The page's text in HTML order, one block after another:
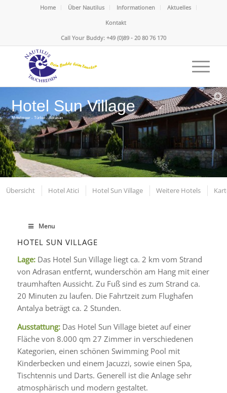
Home Über Nautilus Informationen
Aktuelles
Kontakt
Call Your Buddy: +49 (0)89 - 20 80 76 170
Hotel Sun Village
Mittelmeer - Türkei - Adrasan
Übersicht Hotel Atici Hotel Sun Village Weitere Hotels
Menu
HOTEL SUN VILLAGE
Lage: Das Hotel Sun Village liegt ca. 2 km vom Strand
von Adrasan entfernt, wunderschön am Hang mit einer
traumhaften Aussicht. Zu Fuß sind es zum Strand ca.
20 Minuten zu laufen. Die Fahrtzeit zum Flughafen
Antalya beträgt ca. 2 Stunden.
Ausstattung: Das Hotel Sun Village bietet auf einer
Fläche von 8.000 qm 27 Zimmer in verschiedenen
Kategorien, einen schönen Swimming Pool mit
Kinderbecken und einem Jacuzzi, sowie einen Spa,
Tischtennis und Darts. Generell ist die Anlage sehr
atmosphärisch und modern gestaltet.